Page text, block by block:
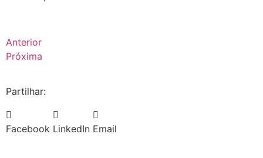
Anterior
Próxima
Partilhar:
Facebook LinkedIn Email